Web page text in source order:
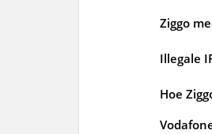
Ziggo
Illegale
Hoe